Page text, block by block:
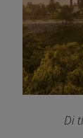
Di